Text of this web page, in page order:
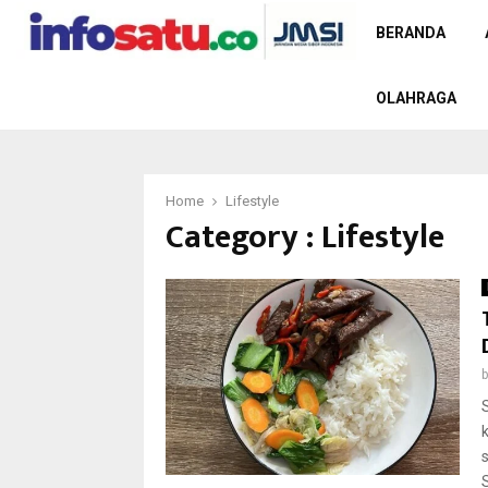
BERANDA
OLAHRAGA
Home Lifestyle
Category : Lifestyle